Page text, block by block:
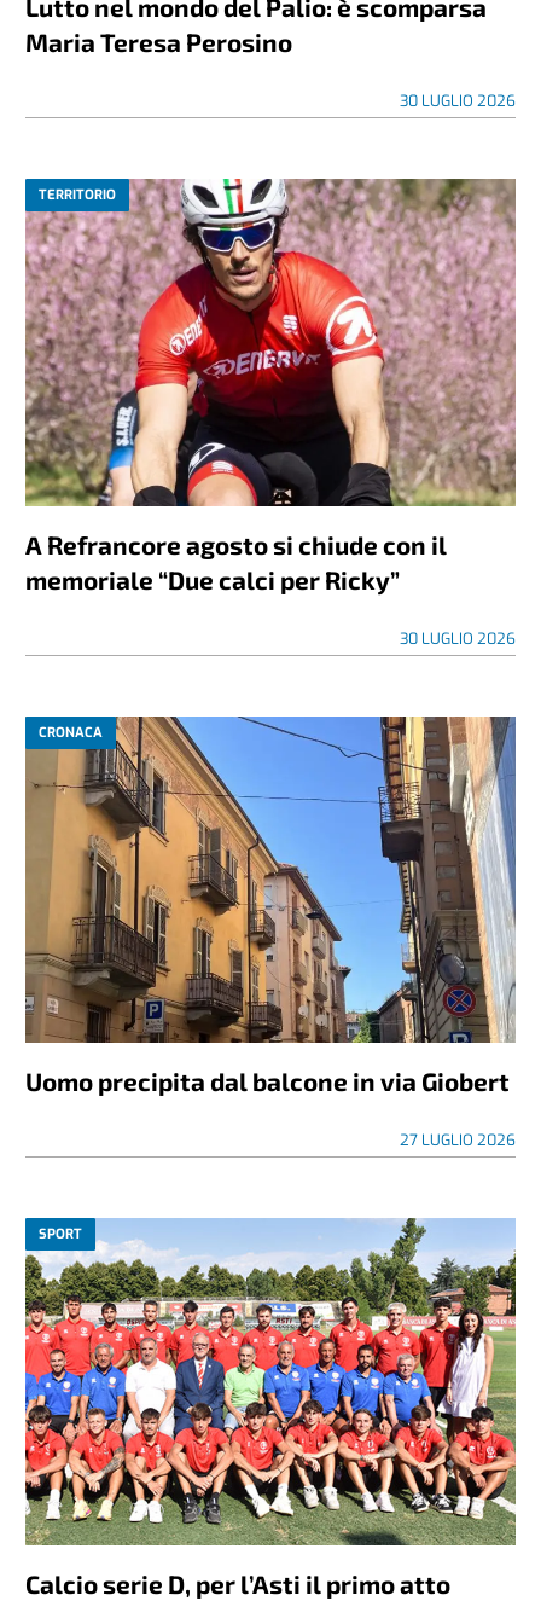
Lutto nel mondo del Palio: è scomparsa
Maria Teresa Perosino
30 LUGLIO 2026
TERRITORIO
A Refrancore agosto si chiude con il
memoriale “Due calci per Ricky”
30 LUGLIO 2026
CRONACA
Uomo precipita dal balcone in via Giobert
27 LUGLIO 2026
SPORT
Calcio serie D, per l’Asti il primo atto